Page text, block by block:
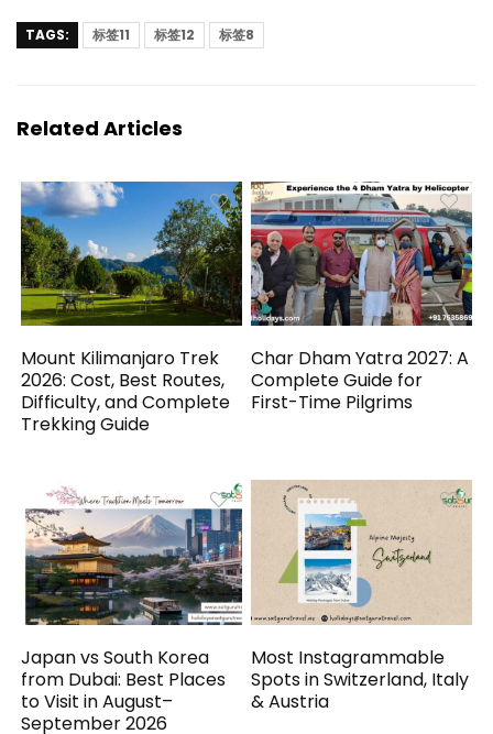
TAGS: 标签11 标签12 标签8
Related Articles
Mount Kilimanjaro Trek
2026: Cost, Best Routes,
Difficulty, and Complete
Trekking Guide
Char Dham Yatra 2027: A
Complete Guide for
First-Time Pilgrims
Japan vs South Korea
from Dubai: Best Places
to Visit in August–
September 2026
Most Instagrammable
Spots in Switzerland, Italy
& Austria